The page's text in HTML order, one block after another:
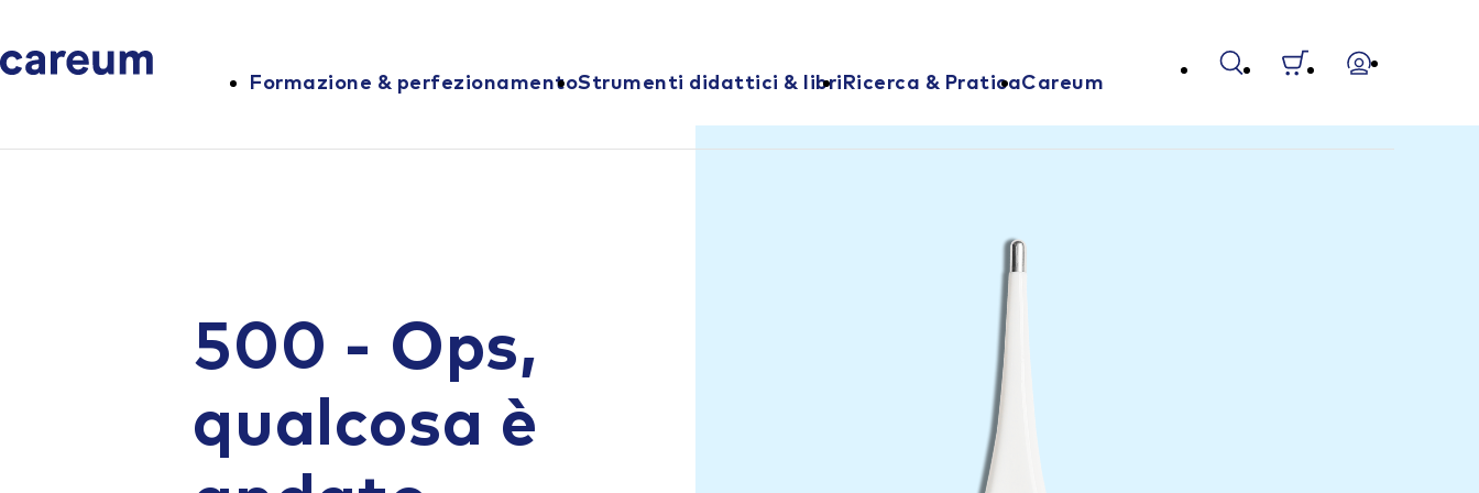
Formazione & perfezionamentoStrumenti didattici & libri Ricerca & PraticaCareum
500 - Ops,
qualcosa è